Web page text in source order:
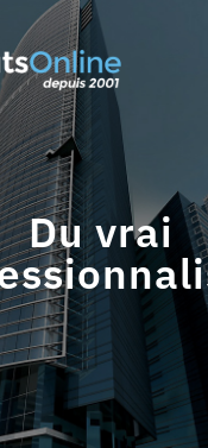
Du vrai